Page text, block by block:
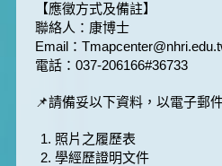
【應徵方式及備註】
聯絡人：康博士
Email：
電話：037-206166#36733
📌請備妥以下資料，以電子郵
照片之履歷表
學經歷證明文件